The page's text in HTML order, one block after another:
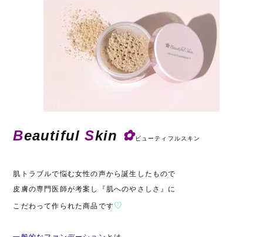
BeautifulSkin ✿ ビューティフルスキン
肌トラブルで悩む女性の声から誕生したもので
皮膚の専門医師が考案し『肌へのやさしさ』に
こだわって作られた商品です♡